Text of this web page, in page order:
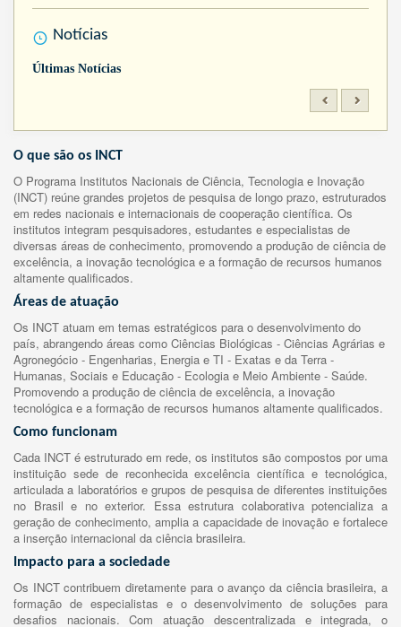
Notícias
Últimas Notícias
O que são os INCT
O Programa Institutos Nacionais de Ciência, Tecnologia e Inovação
(INCT) reúne grandes projetos de pesquisa de longo prazo, estruturados
em redes nacionais e internacionais de cooperação científica. Os
institutos integram pesquisadores, estudantes e especialistas de
diversas áreas de conhecimento, promovendo a produção de ciência de
excelência, a inovação tecnológica e a formação de recursos humanos
altamente qualificados.
Áreas de atuação
Os INCT atuam em temas estratégicos para o desenvolvimento do
país, abrangendo áreas como Ciências Biológicas - Ciências Agrárias e
Agronegócio - Engenharias, Energia e TI - Exatas e da Terra -
Humanas, Sociais e Educação - Ecologia e Meio Ambiente - Saúde.
Promovendo a produção de ciência de excelência, a inovação
tecnológica e a formação de recursos humanos altamente qualificados.
Como funcionam
Cada INCT é estruturado em rede, os institutos são compostos por uma
instituição sede de reconhecida excelência científica e tecnológica,
articulada a laboratórios e grupos de pesquisa de diferentes instituições
no Brasil e no exterior. Essa estrutura colaborativa potencializa a
geração de conhecimento, amplia a capacidade de inovação e fortalece
a inserção internacional da ciência brasileira.
Impacto para a sociedade
Os INCT contribuem diretamente para o avanço da ciência brasileira, a
formação de especialistas e o desenvolvimento de soluções para
desafios nacionais. Com atuação descentralizada e integrada, o